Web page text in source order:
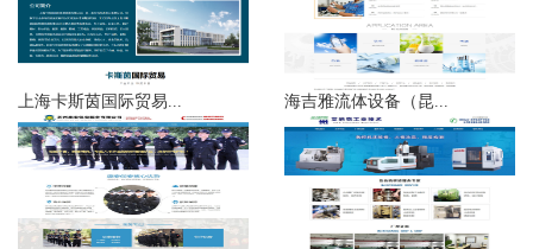
上海卡斯茵国际贸易... 海吉雅流体设备（昆...